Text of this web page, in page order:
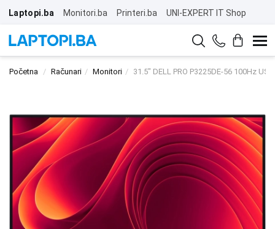
Laptopi.ba Monitori.ba Printeri.ba UNI-EXPERT IT Shop
Početna Računari Monitori 31.5" DELL PRO P3225DE-56 100Hz